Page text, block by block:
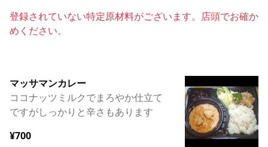
登録されていない特定原材料がございます。店頭でお確か
めください。
マッサマンカレー
ココナッツミルクでまろやか仕立て
ですがしっかりと辛さもあります
¥700